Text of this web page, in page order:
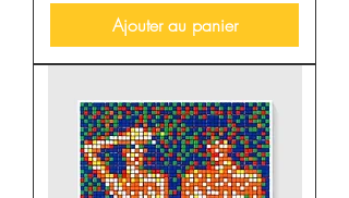
Ajouter au panier